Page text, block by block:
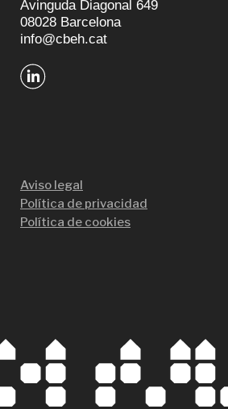
Avinguda Diagonal 649
08028 Barcelona
info@cbeh.cat
Aviso legal
Política de privacidad
Política de cookies